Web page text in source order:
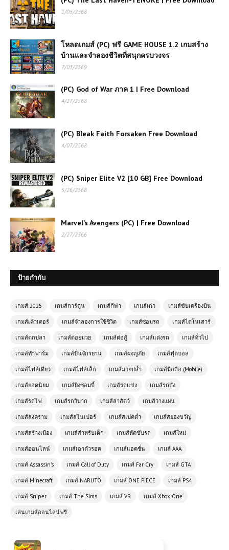
1/05/2568
โหลดเกมส์ (PC) ฟรี GAME HOUSE 1.2 เกมสร้าง
บ้านและจำลองชีวิตที่สนุกครบวงจร
7/03/2569
(PC) God of War ภาค 1 | Free Download
4/27/2568
(PC) Bleak Faith Forsaken Free Download
4/07/2568
(PC) Sniper Elite V2 [10 GB] Free Download
5/26/2568
Marvel’s Avengers (PC) | Free Download
2/27/2566
ป้ายกำกับ
เกมส์ 2025 เกมส์การ์ตูน เกมส์กีฬา เกมส์เก่า เกมส์ขับเครื่องบิน
เกมส์เค้าเตอร์ เกมส์จำลองการใช้ชีวิต เกมส์ซ่อมรถ เกมส์ไดโนเสาร์
เกมส์ตกปลา เกมส์ต่อยมวย เกมส์ต่อสู้ เกมส์แต่งรถ เกมส์ทั่วไป
เกมส์ทำฟาร์ม เกมส์ปั่นจักรยาน เกมส์ผจญภัย เกมส์ฟุตบอล
เกมส์ไฟล์เดียว เกมส์ไฟล์เล็ก เกมส์มวยปล้ำ เกมส์มือถือ (Mobile)
เกมส์ยอดนิยม เกมส์ยิงซอมบี้ เกมส์รถแข่ง เกมส์รถถัง
เกมส์รถไฟ เกมส์รถวิบาก เกมส์ล่าสัตว์ เกมส์วางแผน
เกมส์สงคราม เกมส์สไนเปอร์ เกมส์สเปคต่ำ เกมส์สยองขวัญ
เกมส์สร้างเมือง เกมส์สำหรับเด็ก เกมส์หัดขับรถ เกมส์ใหม่
เกมส์ออนไลน์ เกมส์เอาตัวรอด เกมส์แอคชั่น เกมส์ AAA
เกมส์ Assassin's เกมส์ Call of Duty เกมส์ Far Cry เกมส์ GTA
เกมส์ Minecraft เกมส์ NARUTO เกมส์ ONE PIECE เกมส์ PS4
เกมส์ Sniper เกมส์ The Sims เกมส์ VR เกมส์ Xbox One
เล่นเกมส์ออนไลน์ฟรี
เกมส์ออนไลน์ฟรี Dragon Ball: Fierce
Fighting 5 – ศึกดราก้อนบอลภาคต่อสุด
มันส์
สุดยอดเกมจำลองการขับแท็กซี่ที่คุณไม่
ควรพลาด
เกมออนไลน์ฟรี ArmedForces.io เกม